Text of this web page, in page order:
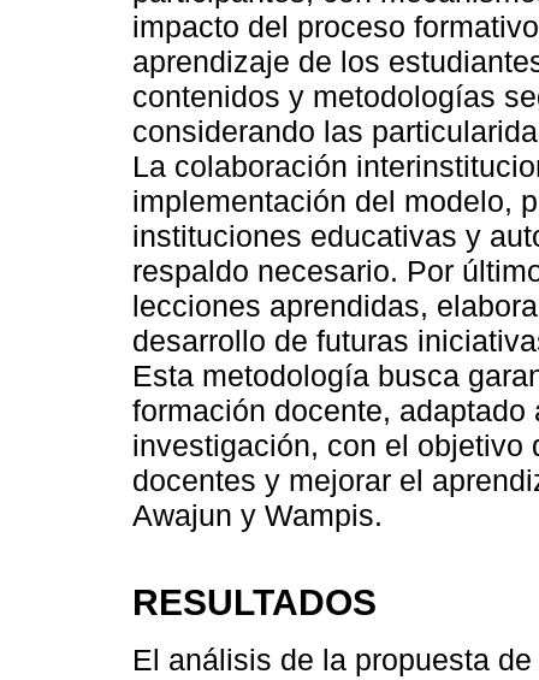
impacto del proceso
aprendizaje de los
contenidos y metodologías
considerando las
La colaboración
implementación del modelo,
instituciones educativas y
respaldo necesario. Por
lecciones aprendidas,
desarrollo de futuras
Esta metodología busca
formación docente,
investigación, con el objetivo
docentes y mejorar el
Awajun y Wampis.
RESULTADOS
El análisis de la propuesta